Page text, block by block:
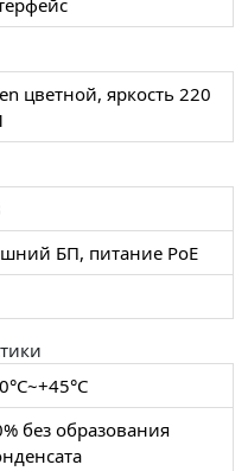
цветной, яркость 220
БП, питание PoE
без образования